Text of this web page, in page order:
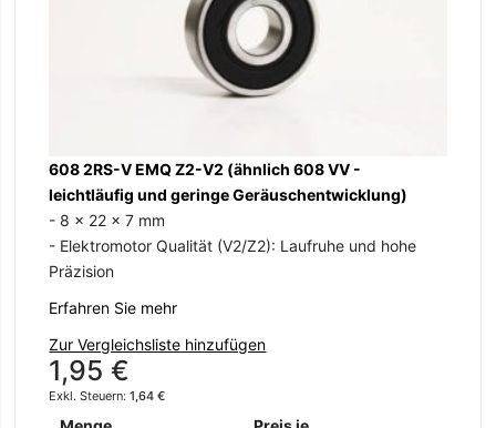
608 2RS-V EMQ Z2-V2 (ähnlich 608 VV -
leichtläufig und geringe Geräuschentwicklung)
- 8 x 22 x 7 mm
- Elektromotor Qualität (V2/Z2): Laufruhe und hohe
Präzision
Erfahren Sie mehr
Zur Vergleichsliste hinzufügen
1,95 €
1,64 €